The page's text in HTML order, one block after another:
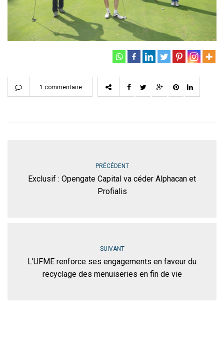
1 commentaire
PRÉCÉDENT
Exclusif : Opengate Capital va céder Alphacan et
Profialis
SUIVANT
L’UFME renforce ses engagements en faveur du
recyclage des menuiseries en fin de vie